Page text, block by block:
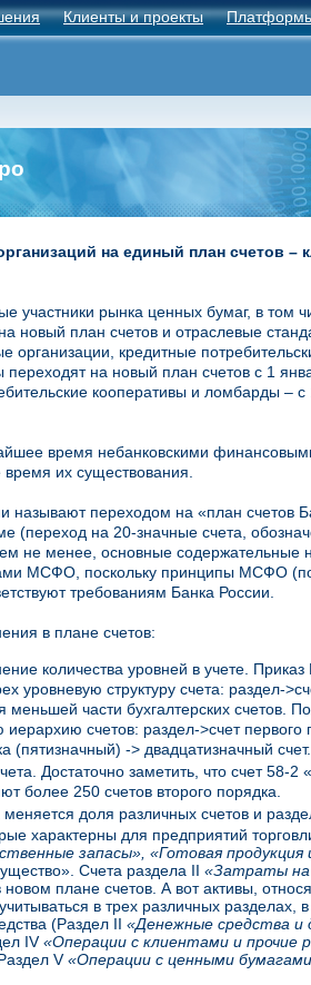
Клиенты и проекты
на единый план счетов –
участники рынка ценных бумаг, в том
новый план счетов и отраслевые
организации, кредитные
на новый план счетов с 1
кооперативы и ломбарды –
время небанковскими
их существования.
называют переходом на «план счетов
(переход на 20-значные счета,
не менее, основные содержательные
МСФО, поскольку принципы МСФО
требованиям Банка России.
в плане счетов:
количества уровней в учете. Приказ
структуру счета: раздел-
меньшей части бухгалтерских счетов.
счетов: раздел->счет первого
(пятизначный) -> двадцатизначный счет.
Достаточно заметить, что счет 58-2
более 250 счетов второго порядка.
доля различных счетов и
характерны для предприятий
запасы», «Готовая продукция
Счета раздела II «Затраты на
новом плане счетов. А вот активы,
в трех различных разделах,
(Раздел II «Денежные средства и
IV«Операции с клиентами и прочие
V«Операции с ценными